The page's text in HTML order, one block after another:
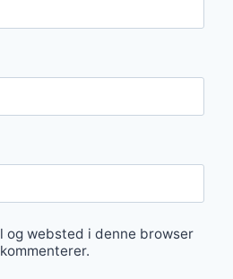
og websted i denne browser